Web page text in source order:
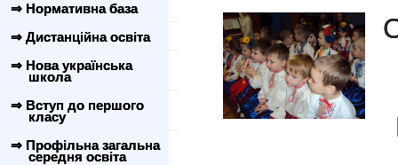
⇒ Нормативна база
⇒ Дистанційна освіта
⇒ Нова українська
школа
⇒ Вступ до першого
класу
⇒ Профільна загальна
середня освіта